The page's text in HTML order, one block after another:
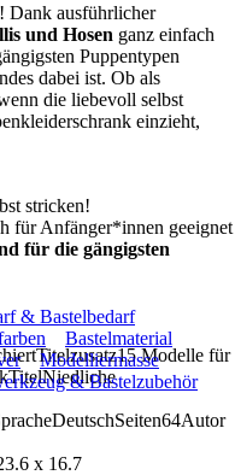
Dank ausführlicher
und Hosen ganz einfach
Puppentypen
dabei ist. Ob als
die liebevoll selbst
einzieht,
stricken!
für Anfänger*innen geeignet
für die gängigsten
Modelle für
x 16.7
& Bastelbedarf
Bastelmaterial
Modelliermasse
& Bastelzubehör